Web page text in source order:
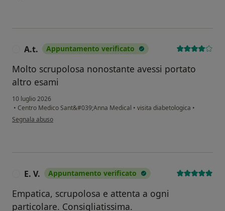
A.t. Appuntamento verificato
Molto scrupolosa nonostante avessi portato
altro esami
10 luglio 2026
• Centro Medico Sant&#039;Anna Medical • visita diabetologica •
secondo l'opinione dell'utente A.t.
Segnala abuso
E. V. Appuntamento verificato
Empatica, scrupolosa e attenta a ogni
particolare. Consigliatissima.